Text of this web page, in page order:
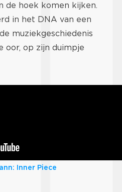
de hoek komen kijken.
in het DNA van een
muziekgeschiedenis
oor, op zijn duimpje
Inner Piece